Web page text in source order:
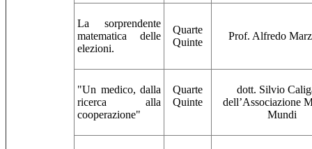
La sorprendente
matematica delle
elezioni.
Quarte
Quinte
Prof. Alfredo
"Un medico, dalla
ricerca alla
cooperazione"
Quarte
Quinte
dott. Silvio
dell’Associazione
Mundi